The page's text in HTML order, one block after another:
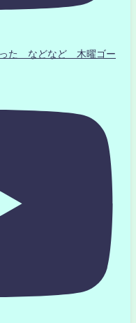
た などなど 木曜ゴー